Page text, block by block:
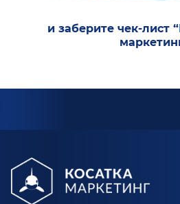
и заберите чек-лист